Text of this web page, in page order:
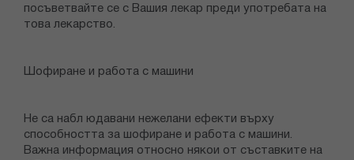
посъветвайте се с Вашия лекар преди употребата на
това лекарство.
Шофиране и работа с машини
Не са набл юдавани нежелани ефекти върху
способността за шофиране и работа с машини.
Важна информация относно някои от съставките на